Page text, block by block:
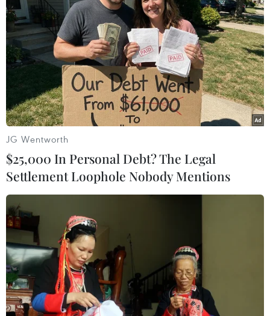
Theo dõi VietnamPlus
TIN LIÊN QUAN
JG Wentworth
$25,000 In Personal Debt? The Legal
Settlement Loophole Nobody Mentions